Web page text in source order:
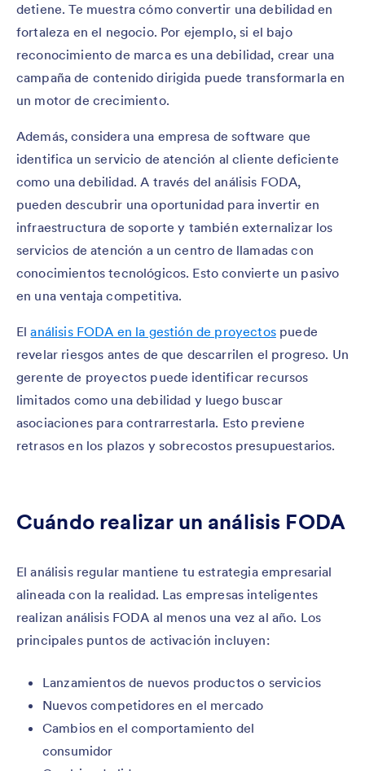
detiene. Te muestra cómo convertir una debilidad en
fortaleza en el negocio. Por ejemplo, si el bajo
reconocimiento de marca es una debilidad, crear una
campaña de contenido dirigida puede transformarla en
un motor de crecimiento.
Además, considera una empresa de software que
identifica un servicio de atención al cliente deficiente
como una debilidad. A través del análisis FODA,
pueden descubrir una oportunidad para invertir en
infraestructura de soporte y también externalizar los
servicios de atención a un centro de llamadas con
conocimientos tecnológicos. Esto convierte un pasivo
en una ventaja competitiva.
Elanálisis FODA en la gestión de proyectospuede
revelar riesgos antes de que descarrilen el progreso. Un
gerente de proyectos puede identificar recursos
limitados como una debilidad y luego buscar
asociaciones para contrarrestarla. Esto previene
retrasos en los plazos y sobrecostos presupuestarios.
Cuándo realizar un análisis FODA
El análisis regular mantiene tu estrategia empresarial
alineada con la realidad. Las empresas inteligentes
realizan análisis FODA al menos una vez al año. Los
principales puntos de activación incluyen:
Lanzamientos de nuevos productos o servicios
Nuevos competidores en el mercado
Cambios en el comportamiento del
consumidor